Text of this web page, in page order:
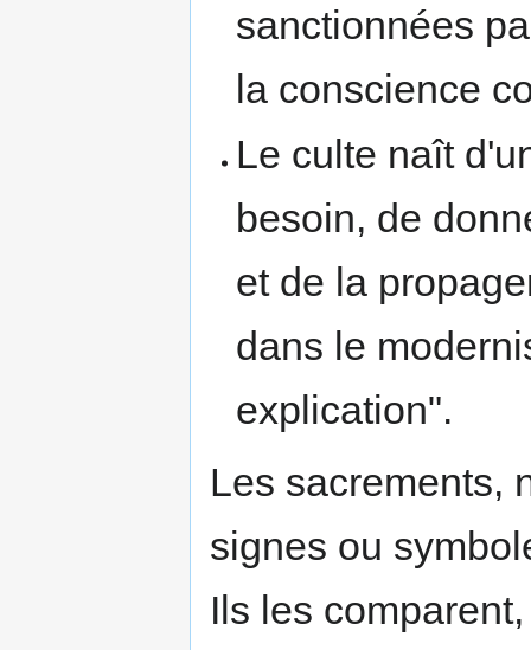
sanctionnées
la conscience
Le culte naît
besoin, de
et de la
dans le
explication".
Les sacrements,
signes ou
Ils les